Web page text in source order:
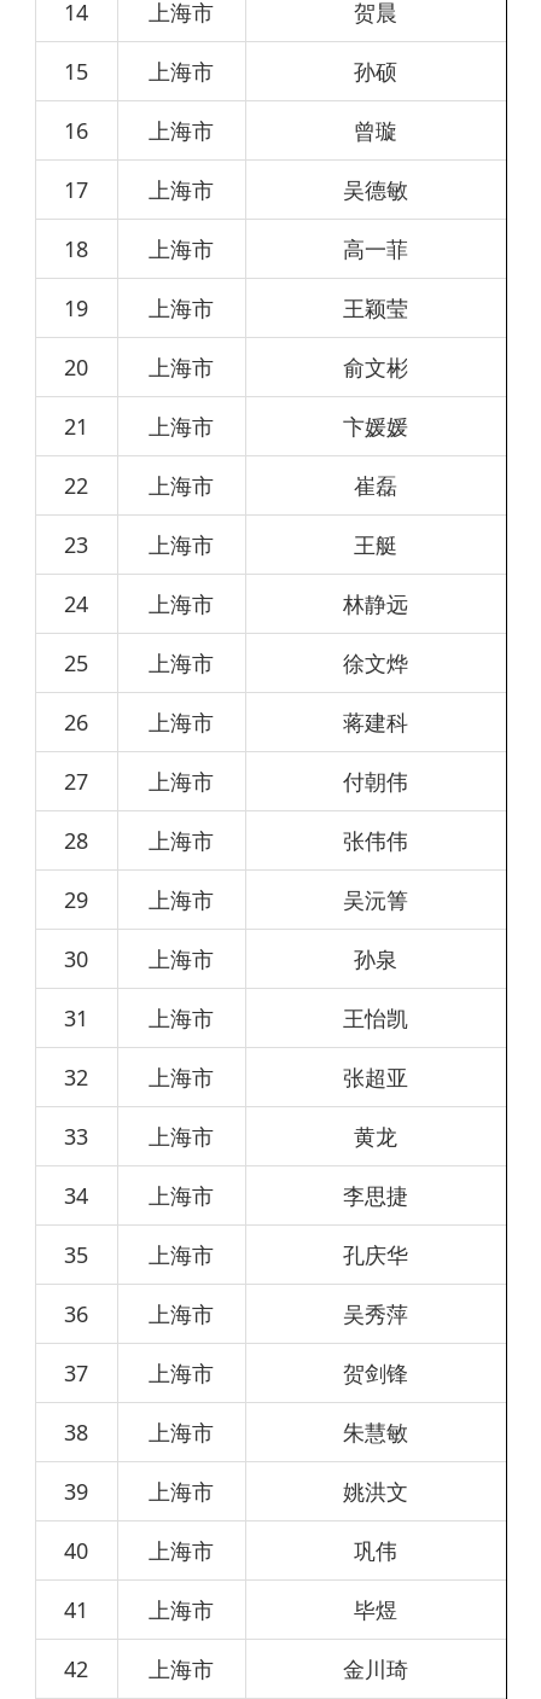
14 上海市 贺晨
15 上海市 孙硕
16 上海市 曾璇
17 上海市 吴德敏
18 上海市 高一菲
19 上海市 王颖莹
20 上海市 俞文彬
21 上海市 卞媛媛
22 上海市 崔磊
23 上海市 王艇
24 上海市 林静远
25 上海市 徐文烨
26 上海市 蒋建科
27 上海市 付朝伟
28 上海市 张伟伟
29 上海市 吴沅箐
30 上海市 孙泉
31 上海市 王怡凯
32 上海市 张超亚
33 上海市 黄龙
34 上海市 李思捷
35 上海市 孔庆华
36 上海市 吴秀萍
37 上海市 贺剑锋
38 上海市 朱慧敏
39 上海市 姚洪文
40 上海市 巩伟
41 上海市 毕煜
42 上海市 金川琦